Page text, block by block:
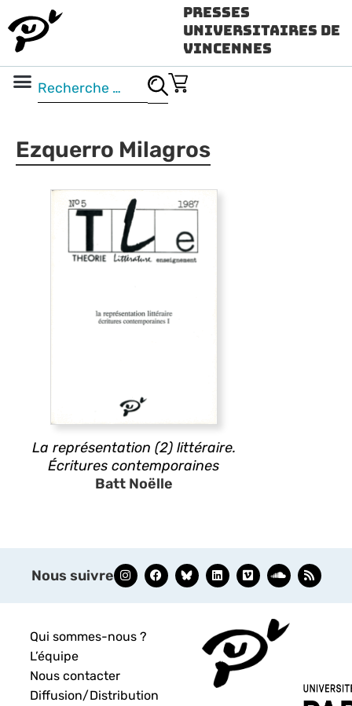
Presses
Universitaires de
Vincennes
Ezquerro Milagros
La représentation (2) littéraire.
Écritures contemporaines
Batt Noëlle
Nous suivre
Qui sommes-nous ?
L’équipe
Nous contacter
Diffusion/Distribution